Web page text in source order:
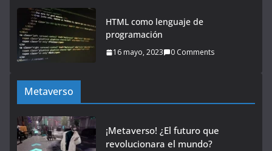
HTML como lenguaje de
programación
16 mayo, 2023 0 Comments
Metaverso
¡Metaverso! ¿El futuro que
revolucionara el mundo?